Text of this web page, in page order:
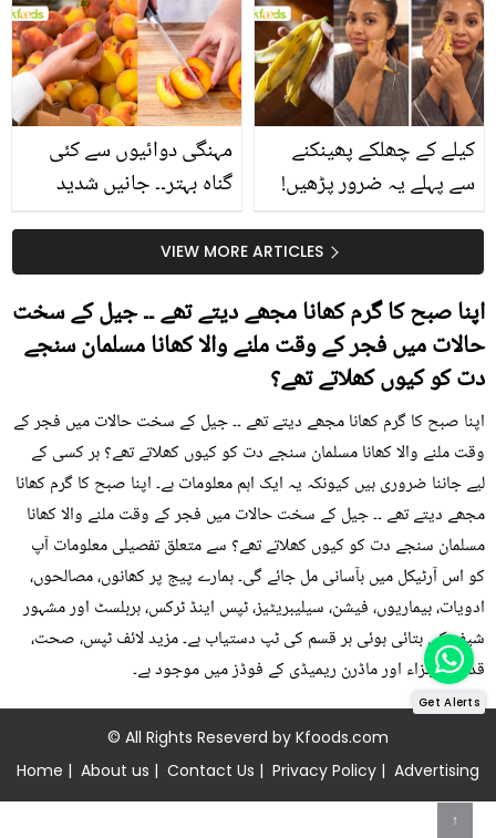
سے متعلق غلط فہمیوں کی
حقیقت کیا ہے اور افواہ
کیا؟
بتائے راز
مہنگی دوائیوں سے کئی
گناہ بہتر۔۔ جانیں شدید
کیوں کھانا چاہیے؟
کیلے کے چھلکے پھینکنے
سے پہلے یہ ضرور پڑھیں!
سستا اور قدرتی حلVIEW MORE ARTICLES
اپنا صبح کا گرم کھانا مجھے دیتے تھے ۔۔ جیل کے سخت
حالات میں فجر کے وقت ملنے والا کھانا مسلمان سنجے
دت کو کیوں کھلاتے تھے؟
اپنا صبح کا گرم کھانا مجھے دیتے تھے ۔۔ جیل کے سخت حالات میں فجر کے
وقت ملنے والا کھانا مسلمان سنجے دت کو کیوں کھلاتے تھے؟ ہر کسی کے
لیے جاننا ضروری ہیں کیونکہ یہ ایک اہم معلومات ہے۔ اپنا صبح کا گرم کھانا
مجھے دیتے تھے ۔۔ جیل کے سخت حالات میں فجر کے وقت ملنے والا کھانا
مسلمان سنجے دت کو کیوں کھلاتے تھے؟ سے متعلق تفصیلی معلومات آپ
کو اس آرٹیکل میں بآسانی مل جائے گی۔ ہمارے پیج پر کھانوں، مصالحوں،
ادویات، بیماریوں، فیشن، سیلیبریٹیز، ٹپس اینڈ ٹرکس، ہربلسٹ اور مشہور
شیف کی بتائی ہوئی ہر قسم کی ٹپ دستیاب ہے۔ مزید لائف ٹپس، صحت،
قدرتی اجزاء اور ماڈرن ریمیڈی کے فوڈز میں موجود ہے۔
© All Rights Reseverd by Kfoods.com
Home | About us | Contact Us | Privacy Policy | Advertising
↑
Get Alerts